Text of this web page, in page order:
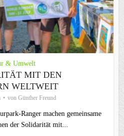
& Umwelt
MIT DEN
WELTWEIT
von Günther Freund
Ranger machen gemeinsame
der Solidarität mit...